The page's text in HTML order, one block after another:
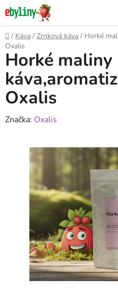
Přejít
na
obsah
Domů
/ Káva / Zrnková káva / Horké
Oxalis
Horké maliny
Oxalis
Značka: Oxalis